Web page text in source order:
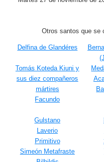
Otros santos que se
Delfina de Glandéres
Tomás Koteda Kiuni y
sus diez compañeros
mártires
Facundo
Gulstano
Laverio
Primitivo
Simeón Metafraste